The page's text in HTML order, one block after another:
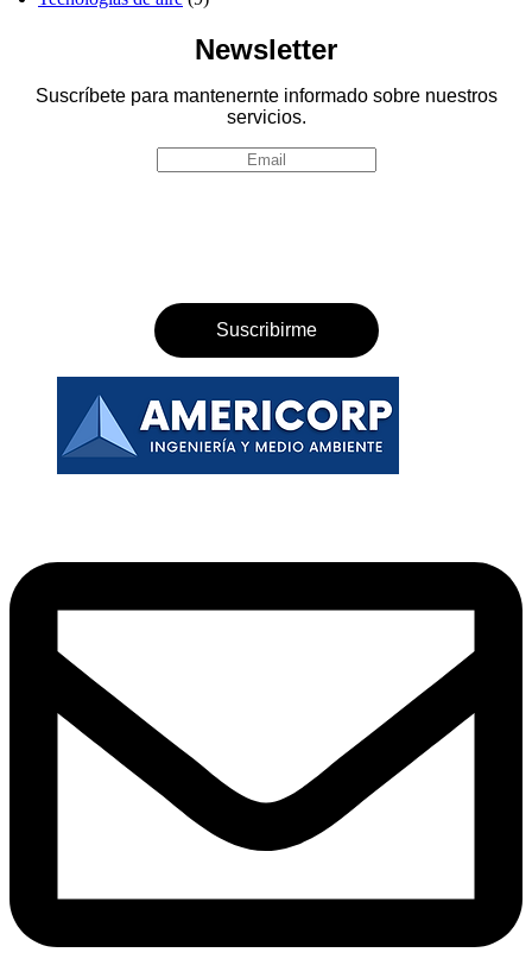
Newsletter
Suscríbete para mantenernte informado sobre nuestros
servicios.